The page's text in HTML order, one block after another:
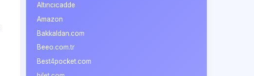
Altıncıcadde
Amazon
Bakkaldan.com
Beeo.com.tr
Best4pocket.com